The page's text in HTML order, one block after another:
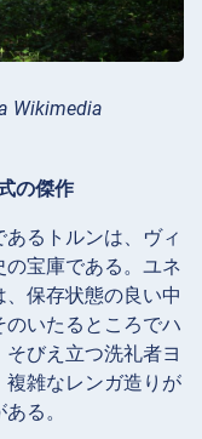
Wikimedia
の傑作
るトルンは、ヴィ
宝庫である。ユネ
保存状態の良い中
いたるところでハ
びえ立つ洗礼者ヨ
雑なレンガ造りが
る。